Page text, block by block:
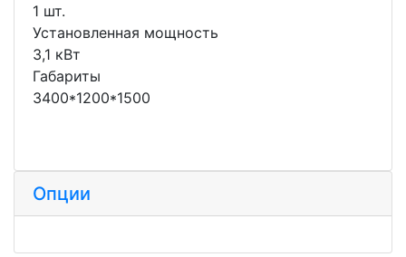
1 шт.
Установленная мощность
3,1 кВт
Габариты
3400*1200*1500
Опции